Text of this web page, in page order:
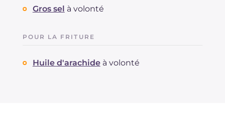
Gros sel à volonté
POUR LA FRITURE
Huile d'arachide à volonté